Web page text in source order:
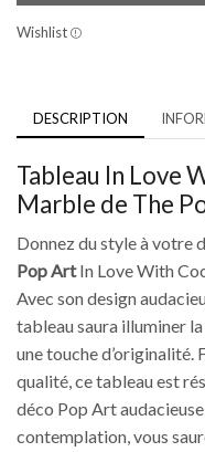
Wishlist
DESCRIPTION
Tableau In Love
Marble de The
Donnez du style à votre
Pop ArtIn Love With
Avec son design
tableau saura illuminer
une touche d’originalité.
qualité, ce tableau est
déco Pop Art
contemplation, vous